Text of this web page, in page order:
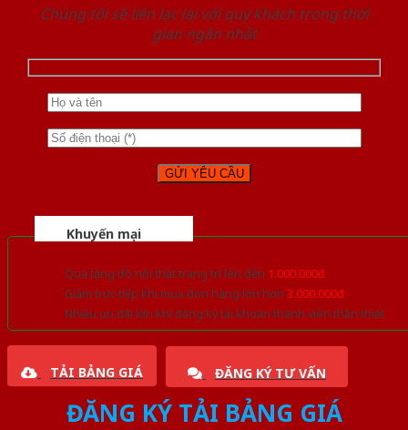
Chúng tôi sẽ liên lạc lại với quý khách trong thời
gian ngắn nhất
Khuyến mại
Quà tặng đồ nội thất trang trí lên đến 1.000.000đ
Giảm trực tiếp khi mua đơn hàng lớn hơn 3.000.000đ
Nhiều ưu đãi lớn khi đăng ký tài khoản thành viên thân thiết
TẢI BẢNG GIÁ ĐĂNG KÝ TƯ VẤN
ĐĂNG KÝ TẢI BẢNG GIÁ